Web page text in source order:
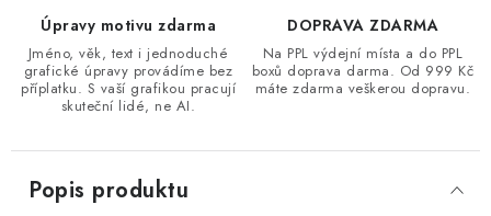
Úpravy motivu zdarma
Jméno, věk, text i jednoduché
grafické úpravy provádíme bez
příplatku. S vaší grafikou pracují
skuteční lidé, ne AI.
DOPRAVA ZDARMA
Na PPL výdejní místa a do PPL
boxů doprava darma. Od 999 Kč
máte zdarma veškerou dopravu.
Popis produktu